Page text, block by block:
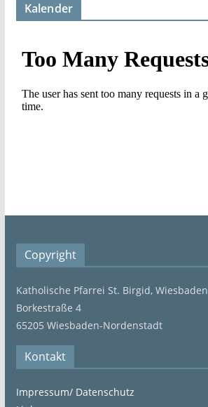
Kalender
Copyright
Katholische Pfarrei St. Birgid, Wiesbaden
Borkestraße 4
65205 Wiesbaden-Nordenstadt
Kontakt
Impressum/ Datenschutz